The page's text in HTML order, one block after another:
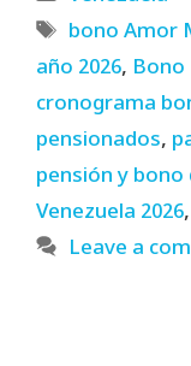
Tags
bono Amor
año 2026, Bono
cronograma
pensionados,
pensión y bono
Venezuela 2026,
Leave a